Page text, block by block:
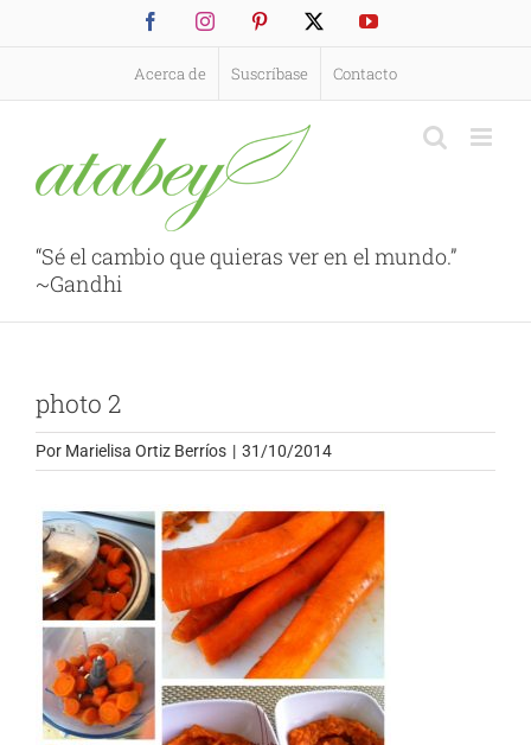
FacebookInstagramPinterest YouTube
Acerca de Suscríbase Contacto
“Sé el cambio que quieras ver en el mundo.”
~Gandhi
photo 2
Por Marielisa Ortiz Berríos | 31/10/2014